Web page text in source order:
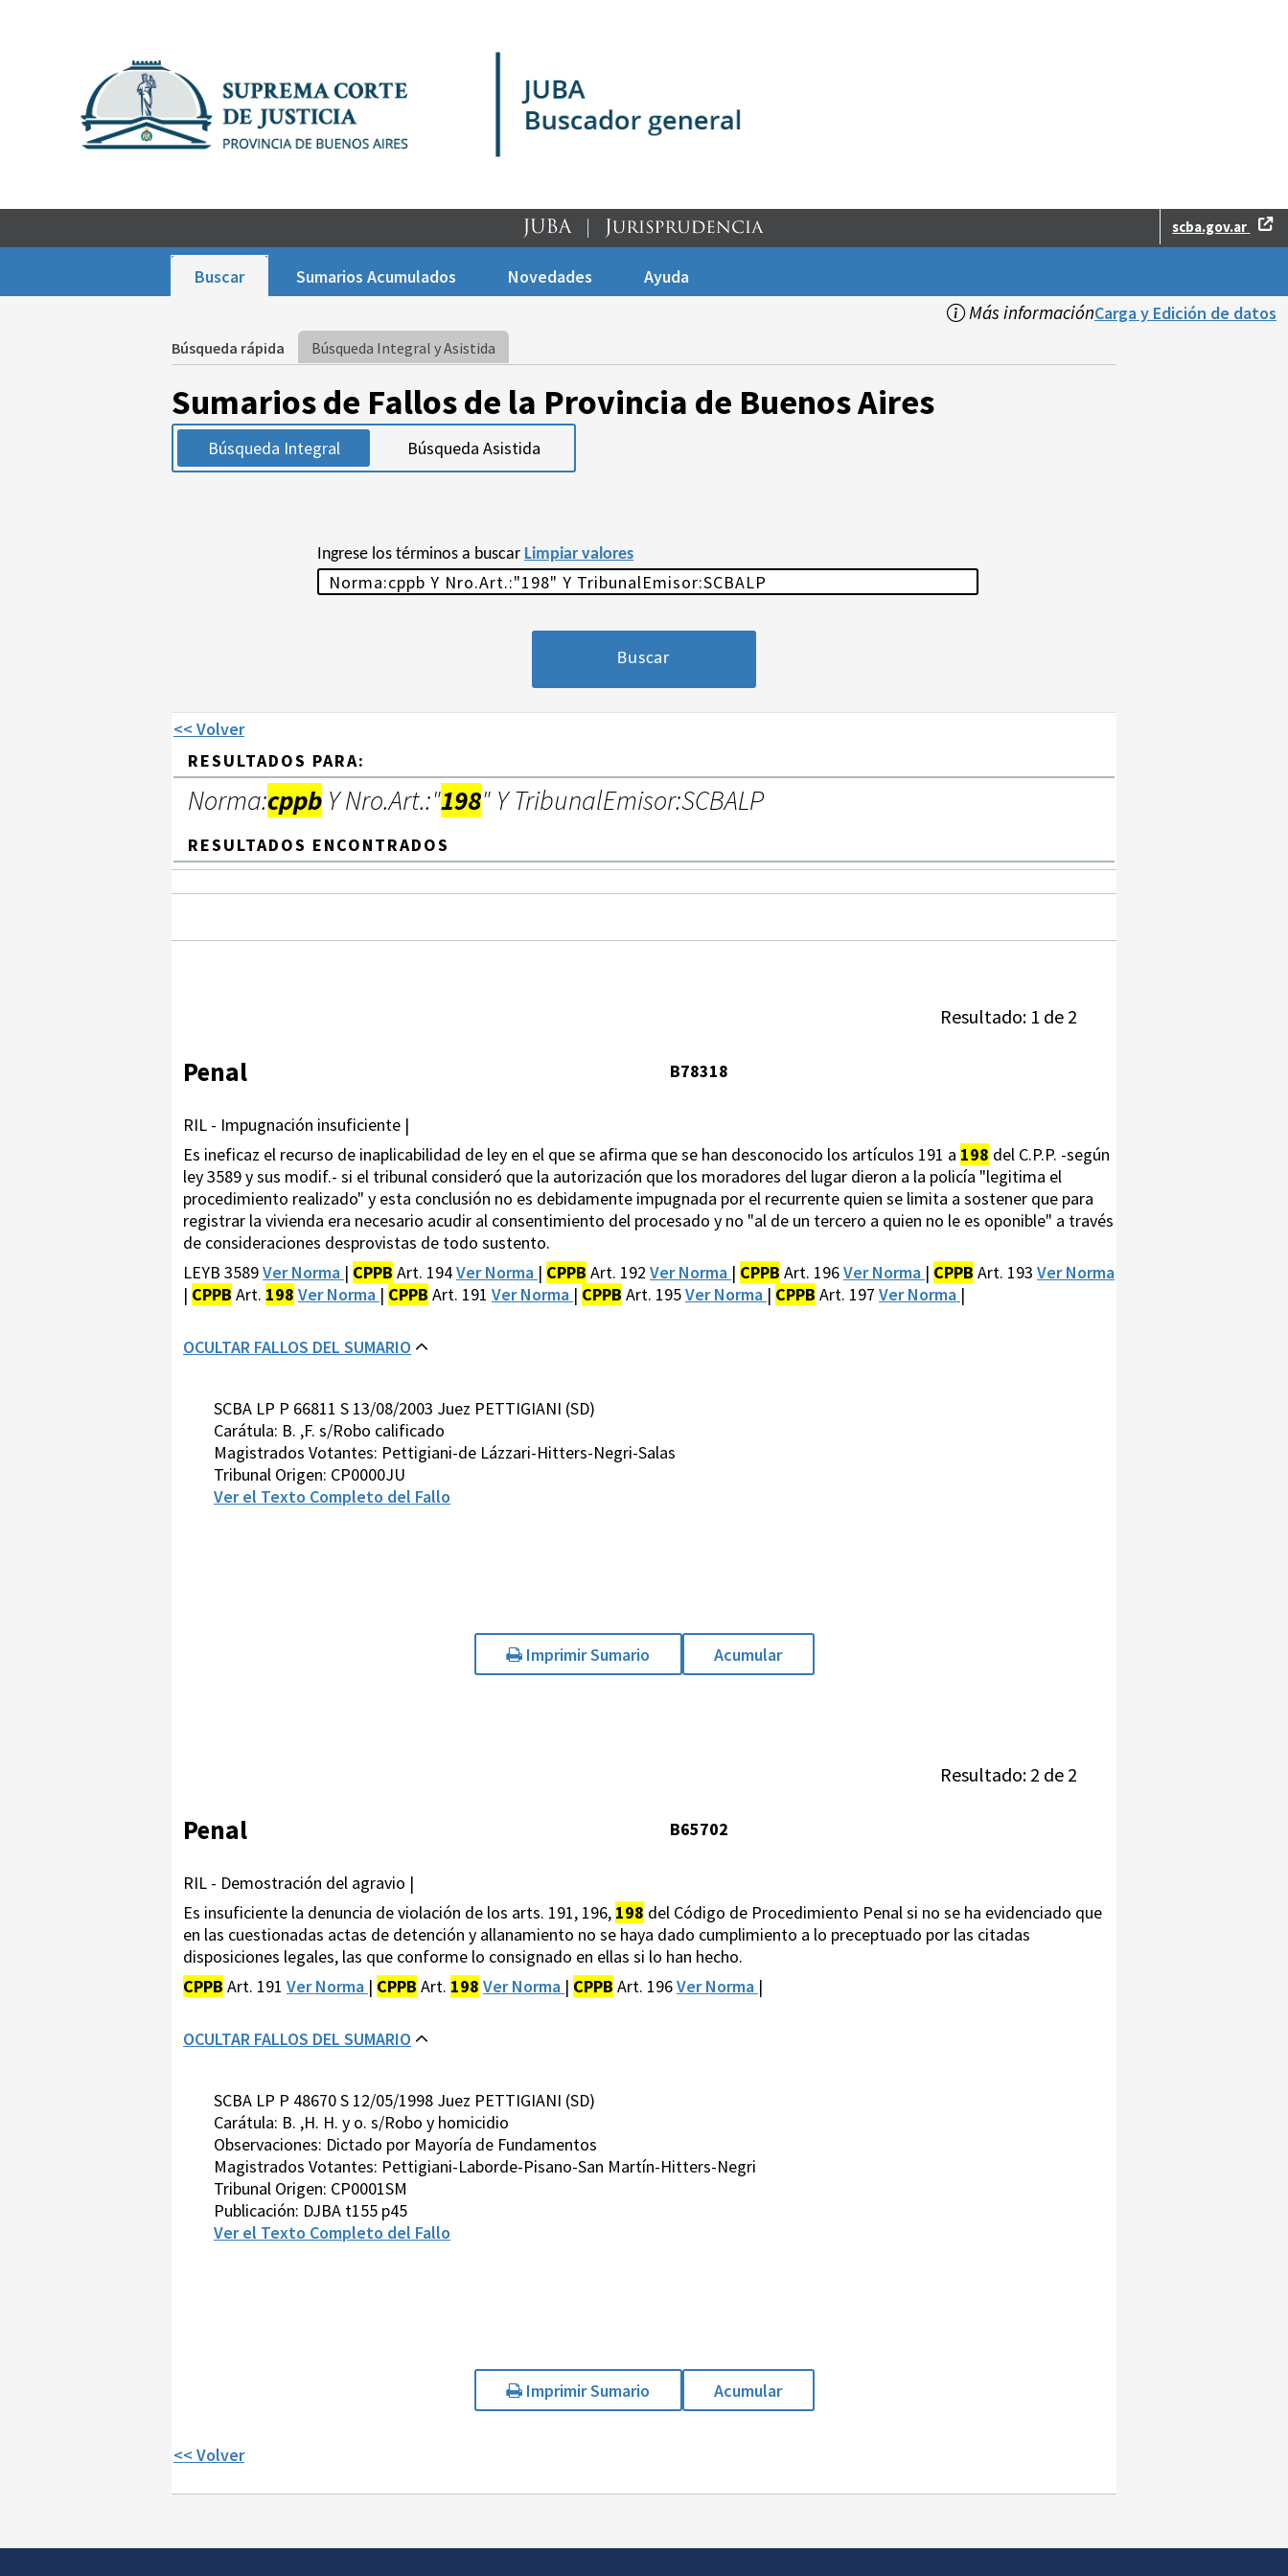
scba.gov.ar
Buscar Sumarios Acumulados Novedades Ayuda
Más informaciónCarga y Edición de datos
Búsqueda rápida Búsqueda Integral y Asistida
Sumarios de Fallos de la Provincia de Buenos Aires
Búsqueda Integral Búsqueda Asistida
Ingrese los términos a buscar Limpiar valores
<< Volver
RESULTADOS PARA:
Norma:cppb Y Nro.Art.:"198" Y TribunalEmisor:SCBALP
RESULTADOS ENCONTRADOS
Resultado: 1 de 2
Penal B78318
RIL - Impugnación insuficiente |
Es ineficaz el recurso de inaplicabilidad de ley en el que se afirma que se han desconocido los artículos 191 a 198 del C.P.P. -según
ley 3589 y sus modif.- si el tribunal consideró que la autorización que los moradores del lugar dieron a la policía "legitima el
procedimiento realizado" y esta conclusión no es debidamente impugnada por el recurrente quien se limita a sostener que para
registrar la vivienda era necesario acudir al consentimiento del procesado y no "al de un tercero a quien no le es oponible" a través
de consideraciones desprovistas de todo sustento.
LEYB 3589Ver Norma | CPPB Art. 194Ver Norma | CPPB Art. 192 Ver Norma | CPPB Art. 196Ver Norma | CPPB Art. 193 Ver Norma
| CPPB Art. 198 Ver Norma | CPPB Art. 191 Ver Norma | CPPB Art. 195Ver Norma | CPPB Art. 197 Ver Norma |
OCULTAR FALLOS DEL SUMARIO
SCBA LP P 66811 S 13/08/2003 Juez PETTIGIANI (SD)
Carátula: B. ,F. s/Robo calificado
Magistrados Votantes: Pettigiani-de Lázzari-Hitters-Negri-Salas
Tribunal Origen: CP0000JU
Ver el Texto Completo del Fallo
Imprimir Sumario Acumular
Resultado: 2 de 2
Penal B65702
RIL - Demostración del agravio |
Es insuficiente la denuncia de violación de los arts. 191, 196, 198 del Código de Procedimiento Penal si no se ha evidenciado que
en las cuestionadas actas de detención y allanamiento no se haya dado cumplimiento a lo preceptuado por las citadas
disposiciones legales, las que conforme lo consignado en ellas si lo han hecho.
CPPB Art. 191 Ver Norma | CPPB Art. 198 Ver Norma | CPPB Art. 196Ver Norma |
OCULTAR FALLOS DEL SUMARIO
SCBA LP P 48670 S 12/05/1998 Juez PETTIGIANI (SD)
Carátula: B. ,H. H. y o. s/Robo y homicidio
Observaciones: Dictado por Mayoría de Fundamentos
Magistrados Votantes: Pettigiani-Laborde-Pisano-San Martín-Hitters-Negri
Tribunal Origen: CP0001SM
Publicación: DJBA t155 p45
Ver el Texto Completo del Fallo
Imprimir Sumario Acumular
<< Volver